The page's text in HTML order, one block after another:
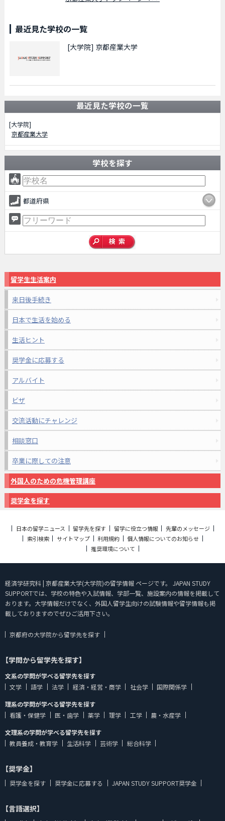
最近見た学校の一覧
[大学院] 京都産業大学
最近見た学校の一覧
[大学院]
京都産業大学
学校を探す
都道府県
留学生生活案内
来日後手続き
日本で生活を始める
生活ヒント
奨学金に応募する
アルバイト
ビザ
交流活動にチャレンジ
相談窓口
卒業に際しての注意
外国人のための危機管理講座
奨学金を探す
日本の留学ニュース 留学先を探す 留学に役立つ情報
先輩のメッセージ
索引検索
サイトマップ 利用規約
個人情報についてのお知らせ
推奨環境について
経済学研究科 | 京都産業大学(大学院)の留学情報 ページです。 JAPAN STUDY
SUPPORTでは、学校の特色や入試情報、学部一覧、施設案内の情報を掲載して
おります。大学情報だけでなく、外国人留学生向けの試験情報や留学情報も掲
載しておりますのでぜひご活用下さい。
京都府の大学院から留学先を探す
【学問から留学先を探す】
文系の学問が学べる留学先を探す
文学
語学 法学 経済・経営・商学 社会学
国際関係学
理系の学問が学べる留学先を探す
看護・保健学
医・歯学 薬学 理学 工学
農・水産学
文理系の学問が学べる留学先を探す
教員養成・教育学
生活科学 芸術学 総合科学
【奨学金】
奨学金を探す 奨学金に応募する JAPAN STUDY SUPPORT奨学金
【言語選択】